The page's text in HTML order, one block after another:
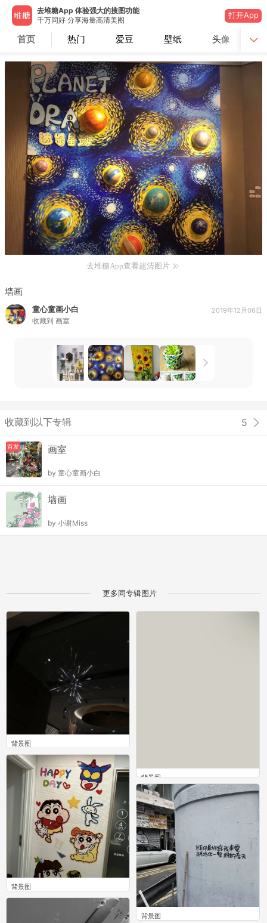
去堆糖App 体验强大的搜图功能
千万同好 分享海量高清美图
打开App
首页 热门 爱豆 壁纸 头像
去堆糖App查看超清图片
墙画
童心童画小白
收藏到 画室
2019年12月06日
收藏到以下专辑 5
首发 画室
by 童心童画小白
墙画
by 小谢Miss
更多同专辑图片
背景图
0
背景图
0
背景图
0
背景图